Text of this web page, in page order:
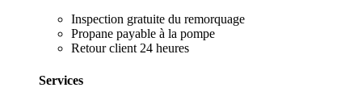
Inspection gratuite du remorquage
Propane payable à la pompe
Retour client 24 heures
Services